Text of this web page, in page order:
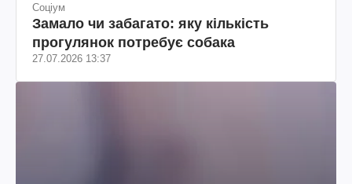
Соціум
Замало чи забагато: яку кількість
прогулянок потребує собака
27.07.2026 13:37